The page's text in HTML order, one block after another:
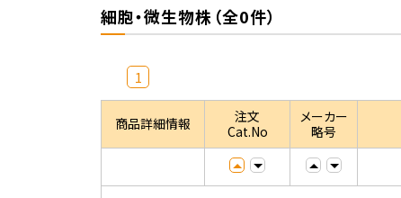
細胞・微生物株（全0件）
1
商品詳細情報
注文
Cat.No
メーカー
略号